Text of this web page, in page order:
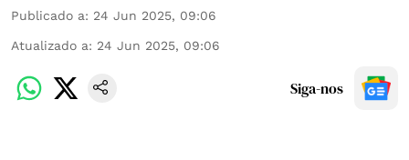
Publicado a: 24 Jun 2025, 09:06
Atualizado a: 24 Jun 2025, 09:06
Siga-nos